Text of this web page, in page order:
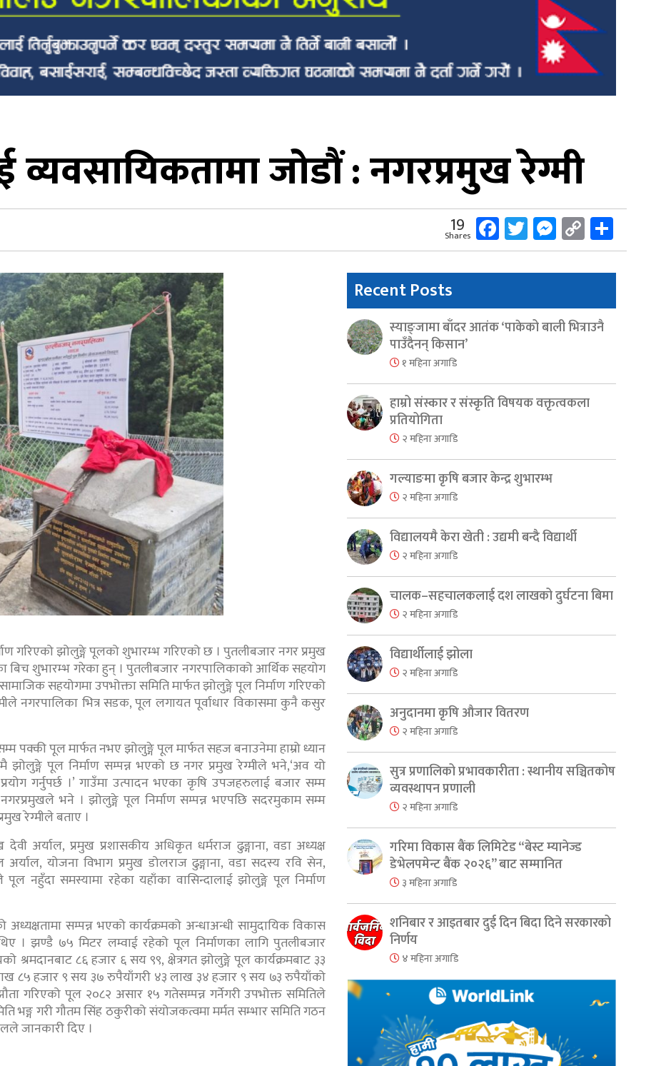
जोडौं : नगरप्रमुख रेग्मी
19
Shares Facebook
Twitter
Messenger
Copy
Link
गरिएको झोलुङ्गे पूलको शुभारम्भ गरिएको छ । पुतलीबजार नगर प्रमुख
बिच शुभारम्भ गरेका हुन् । पुतलीबजार नगरपालिकाको आर्थिक सहयोग
सहयोगमा उपभोक्ता समिति मार्फत झोलुङ्गे पूल निर्माण गरिएको
नगरपालिका भित्र सडक, पूल लगायत पूर्वाधार विकासमा कुनै कसुर
पूल मार्फत नभए झोलुङ्गे पूल मार्फत सहज बनाउनेमा हाम्रो ध्यान
झोलुङ्गे पूल निर्माण सम्पन्न भएको छ नगर प्रमुख रेग्मीले भने,‘अव यो
गर्नुपर्छ ।’ गाउँमा उत्पादन भएका कृषि उपजहरुलाई बजार सम्म
भने । झोलुङ्गे पूल निर्माण सम्पन्न भएपछि सदरमुकाम सम्म
रेग्मीले बताए ।
अर्याल, प्रमुख प्रशासकीय अधिकृत धर्मराज ढुङ्गाना, वडा अध्यक्ष
योजना विभाग प्रमुख डोलराज ढुङ्गाना, वडा सदस्य रवि सेन,
नहुँदा समस्यामा रहेका यहाँका वासिन्दालाई झोलुङ्गे पूल निर्माण
अध्यक्षतामा सम्पन्न भएको कार्यक्रमको अन्धाअन्धी सामुदायिक विकास
। झण्डै ७५ मिटर लम्वाई रहेको पूल निर्माणका लागि पुतलीबजार
८६ हजार ६ सय ९९, क्षेत्रगत झोलुङ्गे पूल कार्यक्रमबाट ३३
८५ हजार ९ सय ३७ रुपैयाँगरी ४३ लाख ३४ हजार ९ सय ७३ रुपैयाँको
गरिएको पूल २०८२ असार १५ गतेसम्पन्न गर्नेगरी उपभोक्त समितिले
भङ्ग गरी गौतम सिंह ठकुरीको संयोजकत्वमा मर्मत सम्भार समिति गठन
जानकारी दिए ।
Recent Posts
स्याङ्जामा बाँदर आतंक ‘पाकेको बाली भित्राउनै
पाउँदैनन् किसान’
१ महिना अगाडि
हाम्रो संस्कार र संस्कृति विषयक वक्तृत्वकला
प्रतियोगिता
२ महिना अगाडि
गल्याङमा कृषि बजार केन्द्र शुभारम्भ
२ महिना अगाडि
विद्यालयमै केरा खेती : उद्यमी बन्दै विद्यार्थी
२ महिना अगाडि
चालक–सहचालकलाई दश लाखको दुर्घटना बिमा
२ महिना अगाडि
विद्यार्थीलाई झोला
२ महिना अगाडि
अनुदानमा कृषि औजार वितरण
२ महिना अगाडि
सुत्र प्रणालिको प्रभावकारीता : स्थानीय सञ्चितकोष
व्यवस्थापन प्रणाली
२ महिना अगाडि
गरिमा विकास बैंक लिमिटेड “बेस्ट म्यानेज्ड
डेभेलपमेन्ट बैंक २०२६” बाट सम्मानित
३ महिना अगाडि
शनिबार र आइतबार दुई दिन बिदा दिने सरकारको
निर्णय
४ महिना अगाडि